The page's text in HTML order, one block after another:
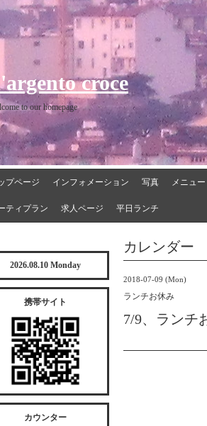
croce
to our homepage
プページ インフォメーション 写真 メニュー
ティプラン 求人ページ 平日ランチ
カレンダー
2018-07-09 (Mon)
ランチお休み
7/9、ランチ
2026.08.10 Monday
携帯サイト
カウンター